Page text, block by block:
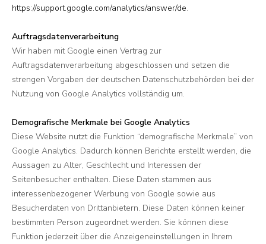
https://support.google.com/analytics/answer/de.
Auftragsdatenverarbeitung
Wir haben mit Google einen Vertrag zur
Auftragsdatenverarbeitung abgeschlossen und setzen die
strengen Vorgaben der deutschen Datenschutzbehörden bei der
Nutzung von Google Analytics vollständig um.
Demografische Merkmale bei Google Analytics
Diese Website nutzt die Funktion “demografische Merkmale” von
Google Analytics. Dadurch können Berichte erstellt werden, die
Aussagen zu Alter, Geschlecht und Interessen der
Seitenbesucher enthalten. Diese Daten stammen aus
interessenbezogener Werbung von Google sowie aus
Besucherdaten von Drittanbietern. Diese Daten können keiner
bestimmten Person zugeordnet werden. Sie können diese
Funktion jederzeit über die Anzeigeneinstellungen in Ihrem